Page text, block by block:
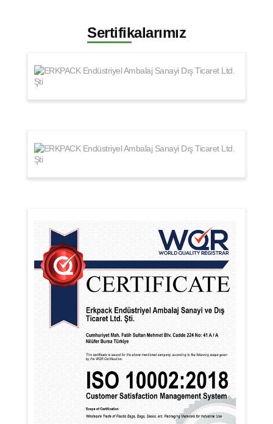
Sertifikalarımız